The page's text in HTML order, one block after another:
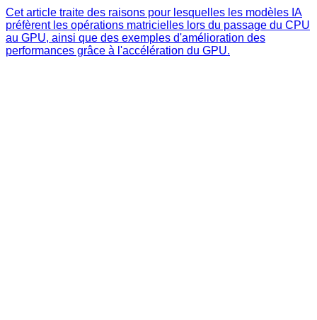
Cet article traite des raisons pour lesquelles les modèles IA
préfèrent les opérations matricielles lors du passage du CPU
au GPU, ainsi que des exemples d'amélioration des
performances grâce à l'accélération du GPU.